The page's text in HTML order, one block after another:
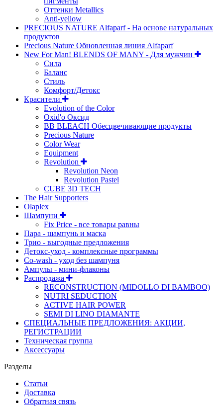
Оттенки Metallics
Anti-yellow
PRECIOUS NATURE Alfaparf - На основе натуральных
продуктов
Precious Nature Обновленная линия Alfaparf
New For Man! BLENDS OF MANY - Для мужчин
Сила
Баланс
Стиль
Комфорт/Детокс
Красители
Evolution of the Color
Oxid'o Оксид
BB BLEACH Обесцвечивающие продукты
Precious Nature
Color Wear
Equipment
Revolution
Revolution Neon
Revolution Pastel
CUBE 3D TECH
The Hair Supporters
Olaplex
Шампуни
Fix Price - все товары равны
Пара - шампунь и маска
Трио - выгодные предложения
Детокс-уход - комплексные программы
Co-wash - уход без шампуня
Ампулы - мини-флаконы
Распродажа
RECONSTRUCTION (MIDOLLO DI BAMBOO)
NUTRI SEDUCTION
ACTIVE HAIR POWER
SEMI DI LINO DIAMANTE
СПЕЦИАЛЬНЫЕ ПРЕДЛОЖЕНИЯ: АКЦИИ,
РЕГИСТРАЦИИ
Техническая группа
Аксессуары
Разделы
Статьи
Доставка
Обратная связь